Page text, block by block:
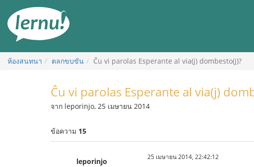
สารบัญ
ห้องสนทนา ตลกขบขัน Ĉu vi parolas Esperante al via(j) dombesto(j)?
Ĉu vi parolas Esperante al via(j)
จาก leporinjo, 25 เมษายน 2014
ข้อความ 15
leporinjo 25 เมษายน 2014, 22:42:12